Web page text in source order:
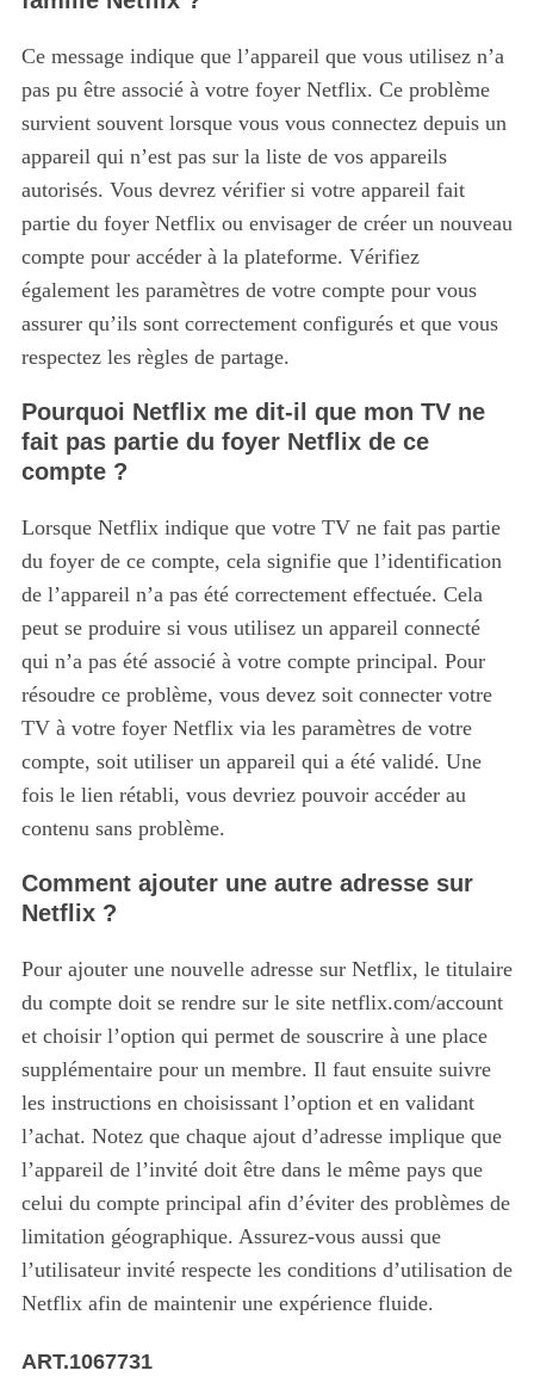
Ce message indique que l’appareil que vous utilisez n’a
pas pu être associé à votre foyer Netflix. Ce problème
survient souvent lorsque vous vous connectez depuis un
appareil qui n’est pas sur la liste de vos appareils
autorisés. Vous devrez vérifier si votre appareil fait
partie du foyer Netflix ou envisager de créer un nouveau
compte pour accéder à la plateforme. Vérifiez
également les paramètres de votre compte pour vous
assurer qu’ils sont correctement configurés et que vous
respectez les règles de partage.
Pourquoi Netflix me dit-il que mon TV ne
fait pas partie du foyer Netflix de ce
compte ?
Lorsque Netflix indique que votre TV ne fait pas partie
du foyer de ce compte, cela signifie que l’identification
de l’appareil n’a pas été correctement effectuée. Cela
peut se produire si vous utilisez un appareil connecté
qui n’a pas été associé à votre compte principal. Pour
résoudre ce problème, vous devez soit connecter votre
TV à votre foyer Netflix via les paramètres de votre
compte, soit utiliser un appareil qui a été validé. Une
fois le lien rétabli, vous devriez pouvoir accéder au
contenu sans problème.
Comment ajouter une autre adresse sur
Netflix ?
Pour ajouter une nouvelle adresse sur Netflix, le titulaire
du compte doit se rendre sur le site netflix.com/account
et choisir l’option qui permet de souscrire à une place
supplémentaire pour un membre. Il faut ensuite suivre
les instructions en choisissant l’option et en validant
l’achat. Notez que chaque ajout d’adresse implique que
l’appareil de l’invité doit être dans le même pays que
celui du compte principal afin d’éviter des problèmes de
limitation géographique. Assurez-vous aussi que
l’utilisateur invité respecte les conditions d’utilisation de
Netflix afin de maintenir une expérience fluide.
ART.1067731